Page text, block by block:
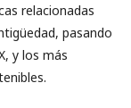
relacionadas
pasando
y los más